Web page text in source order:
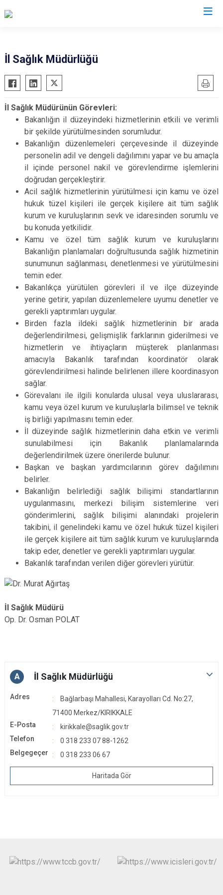
İl Sağlık Müdürlüğü
İl Sağlık Müdürünün Görevleri:
Bakanlığın il düzeyindeki hizmetlerinin etkili ve verimli
bir şekilde yürütülmesinden sorumludur.
Bakanlığın düzenlemeleri çerçevesinde il düzeyinde
personelin adil ve dengeli dağılımını yapar ve bu amaçla
il içinde personel nakil ve görevlendirme işlemlerini
doğrudan gerçekleştirir.
Acil sağlık hizmetlerinin yürütülmesi için kamu ve özel
hukuk tüzel kişileri ile gerçek kişilere ait tüm sağlık
kurum ve kuruluşlarının sevk ve idaresinden sorumlu ve
bu konuda yetkilidir.
Kamu ve özel tüm sağlık kurum ve kuruluşlarını
Bakanlığın planlamaları doğrultusunda sağlık hizmetinin
sunumunun sağlanması, denetlenmesi ve yürütülmesini
temin eder.
Bakanlıkça yürütülen görevleri il ve ilçe düzeyinde
yerine getirir, yapılan düzenlemelere uyumu denetler ve
gerekli yaptırımları uygular.
Birden fazla ildeki sağlık hizmetlerinin bir arada
değerlendirilmesi, gelişmişlik farklarının giderilmesi ve
hizmetlerin ve ihtiyaçların müşterek planlanması
amacıyla Bakanlık tarafından koordinatör olarak
görevlendirilmesi halinde belirlenen illere koordinasyon
sağlar.
Görevalanı ile ilgili konularda ulusal veya uluslararası,
kamu veya özel kurum ve kuruluşlarla bilimsel ve teknik
iş birliği yapılmasını temin eder.
İl düzeyinde sağlık hizmetlerinin daha etkin ve verimli
sunulabilmesi için Bakanlık planlamalarında
değerlendirilmek üzere önerilerde bulunur.
Başkan ve başkan yardımcılarının görev dağılımını
belirler.
Bakanlığın belirlediği sağlık bilişimi standartlarının
uygulanmasını, merkezi bilişim sistemlerine veri
gönderimlerini, sağlık bilişimi alanındaki projelerin
takibini, il genelindeki kamu ve özel hukuk tüzel kişileri
ile gerçek kişilere ait tüm sağlık kurum ve kuruluşlarında
takip eder, denetler ve gerekli yaptırımları uygular.
Bakanlık tarafından verilen diğer görevleri yürütür.
İl Sağlık Müdürü
Op. Dr. Osman POLAT
A İl Sağlık Müdürlüğü
Adres
Bağlarbaşı Mahallesi, Karayolları Cd. No:27,
71400 Merkez/KIRIKKALE
E-Posta
kirikkale@saglik.gov.tr
Telefon
0 318 233 07 88-1262
Belgegeçer
0 318 233 06 67
Haritada Gör